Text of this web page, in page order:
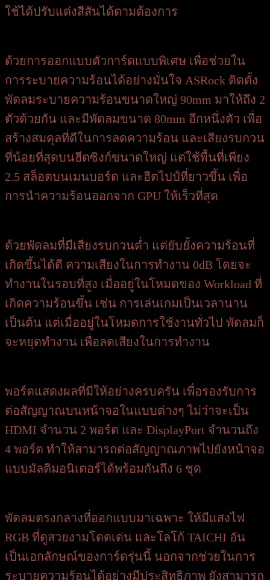
ใช้ได้ปรับแต่งสีสันได้ตามต้องการ
ด้วยการออกแบบตัวการ์ดแบบพิเศษ เพื่อช่วยใน
การระบายความร้อนได้อย่างมั่นใจ ASRock ติดตั้ง
พัดลมระบายความร้อนขนาดใหญ่ 90mm มาให้ถึง 2
ตัวด้วยกัน และมีพัดลมขนาด 80mm อีกหนึ่งตัว เพื่อ
สร้างสมดุลที่ดีในการลดความร้อน และเสียงรบกวน
ที่น้อยที่สุดบนฮีตซิงก์ขนาดใหญ่ แต่ใช้พื้นที่เพียง
2.5 สล็อตบนเมนบอร์ด และฮีตไปป์ที่ยาวขึ้น เพื่อ
การนำความร้อนออกจาก GPU ให้เร็วที่สุด
ด้วยพัดลมที่มีเสียงรบกวนต่ำ แต่ยับยั้งความร้อนที่
เกิดขึ้นได้ดี ความเสียงในการทำงาน 0dB โดยจะ
ทำงานในรอบที่สูง เมื่ออยู่ในโหมดของ Workload ที่
เกิดความร้อนขึ้น เช่น การเล่นเกมเป็นเวลานาน
เป็นต้น แต่เมื่ออยู่ในโหมดการใช้งานทั่วไป พัดลมก็
จะหยุดทำงาน เพื่อลดเสียงในการทำงาน
พอร์ตแสดงผลที่มีให้อย่างครบครัน เพื่อรองรับการ
ต่อสัญญาณบนหน้าจอในแบบต่างๆ ไม่ว่าจะเป็น
HDMI จำนวน 2 พอร์ต และ DisplayPort จำนวนถึง
4 พอร์ต ทำให้สามารถต่อสัญญาณภาพไปยังหน้าจอ
แบบมัลติมอนิเตอร์ได้พร้อมกันถึง 6 ชุด
พัดลมตรงกลางที่ออกแบบมาเฉพาะ ให้มีแสงไฟ
RGB ที่ดูสวยงามโดดเด่น และโลโก้ TAICHI อัน
เป็นเอกลักษณ์ของการ์ดรุ่นนี้ นอกจากช่วยในการ
ระบายความร้อนได้อย่างมีประสิทธิภาพ ยังสามารถ